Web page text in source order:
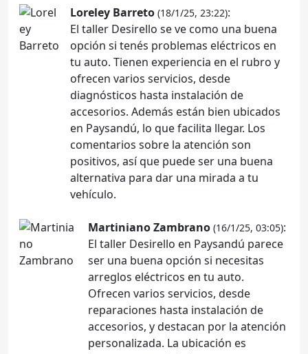
Loreley Barreto (18/1/25, 23:22):
El taller Desirello se ve como una buena
opción si tenés problemas eléctricos en
tu auto. Tienen experiencia en el rubro y
ofrecen varios servicios, desde
diagnósticos hasta instalación de
accesorios. Además están bien ubicados
en Paysandú, lo que facilita llegar. Los
comentarios sobre la atención son
positivos, así que puede ser una buena
alternativa para dar una mirada a tu
vehículo.
Martiniano Zambrano (16/1/25, 03:05):
El taller Desirello en Paysandú parece
ser una buena opción si necesitas
arreglos eléctricos en tu auto.
Ofrecen varios servicios, desde
reparaciones hasta instalación de
accesorios, y destacan por la atención
personalizada. La ubicación es